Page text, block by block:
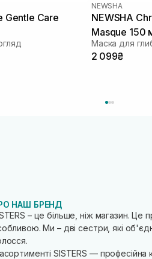
Gentle Care
NEWSHA
NEWSHA
Masque 150
Маска для
2 099₴
НАШ БРЕНД
– це більше, ніж магазин. Це
Ми – дві сестри, які
SISTERS —